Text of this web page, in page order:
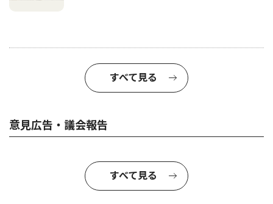
すべて見る
意見広告・議会報告
すべて見る